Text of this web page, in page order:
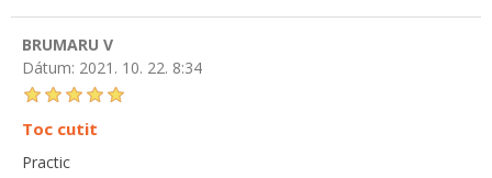
BRUMARU V
Dátum: 2021. 10. 22. 8:34
Toc cutit
Practic